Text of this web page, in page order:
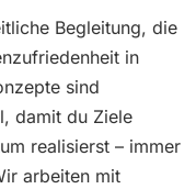
Begleitung, die
in
sind
damit du Ziele
realisierst – immer
arbeiten mit